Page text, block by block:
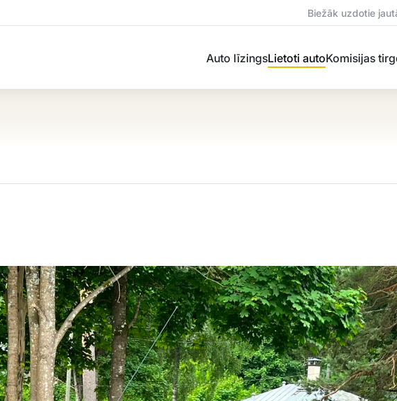
Biežāk uzdotie
Auto līzingsLietoti autoKomisijas